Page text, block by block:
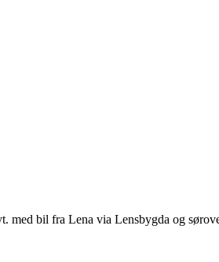
med bil fra Lena via Lensbygda og